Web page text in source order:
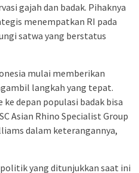
gajah dan badak. Pihaknya
menempatkan RI pada
satwa yang berstatus
mulai memberikan
langkah yang tepat.
depan populasi badak bisa
Asian Rhino Specialist Group
dalam keterangannya,
yang ditunjukkan saat ini